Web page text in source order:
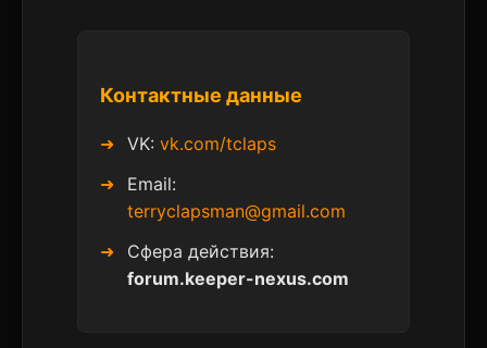
Контактные данные
VK: vk.com/tclaps
Email:
terryclapsman@gmail.com
Сфера действия:
forum.keeper-nexus.com